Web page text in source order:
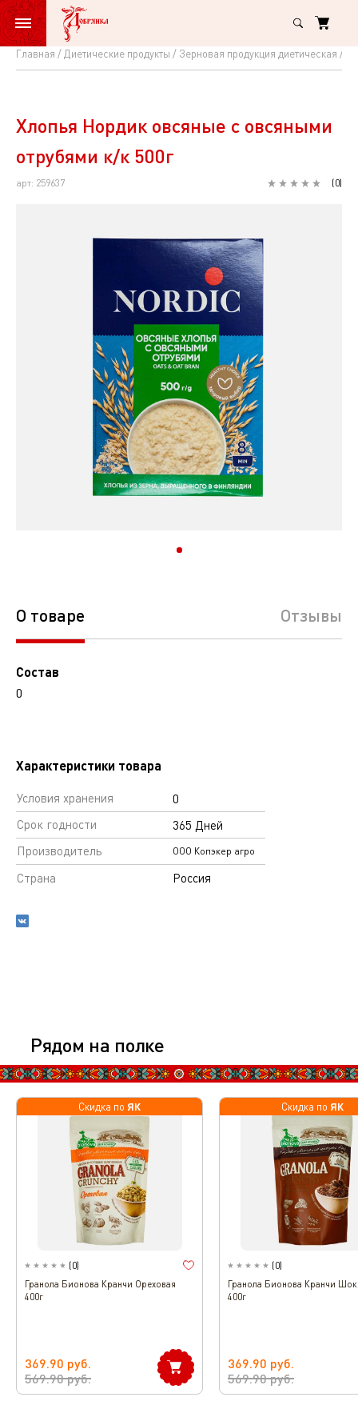
Главная Диетические продукты Зерновая продукция диетическая
Хлопья
овсяные
овсяными
Хлопья Нордик овсяные с овсяными
отрубями к/к 500г
арт: 259637 (0)
О товаре Отзывы
Состав
0
Характеристики товара
Условия хранения
0
Срок годности
365 Дней
Производитель
ООО Копэкер агро
Страна Россия
Рядом на полке
Скидка по ЯК
(0)
Гранола Бионова Кранчи Ореховая
400г
369.90 руб.
569.90руб.
Скидка по ЯК
(0)
Гранола Бионова Кранчи
400г
369.90 руб.
569.90руб.